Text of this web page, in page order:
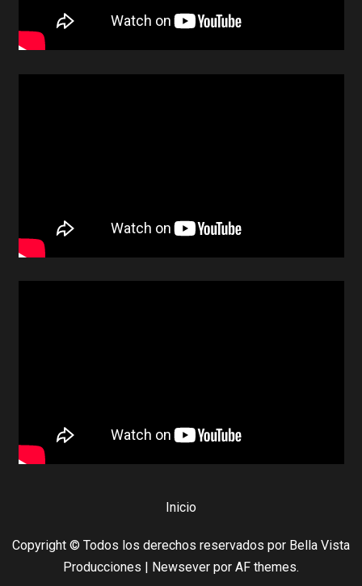
Inicio
Copyright © Todos los derechos reservados por Bella Vista
Producciones
Newsever por AF themes.